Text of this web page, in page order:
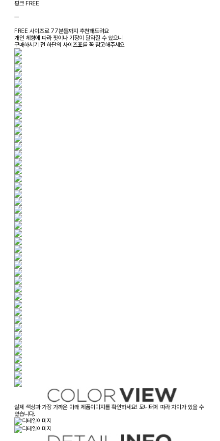
핑크 FREE
ㅡ
FREE 사이즈로 77분들까지 추천해드려요
개인 체형에 따라 핏이나 기장이 달라질 수 있으니
구매하시기 전 하단의 사이즈표를 꼭 참고해주세요
실제 색상과 가장 가까운 아래 제품이미지를 확인하세요! 모니터에 따라 차이가 있을 수
있습니다.